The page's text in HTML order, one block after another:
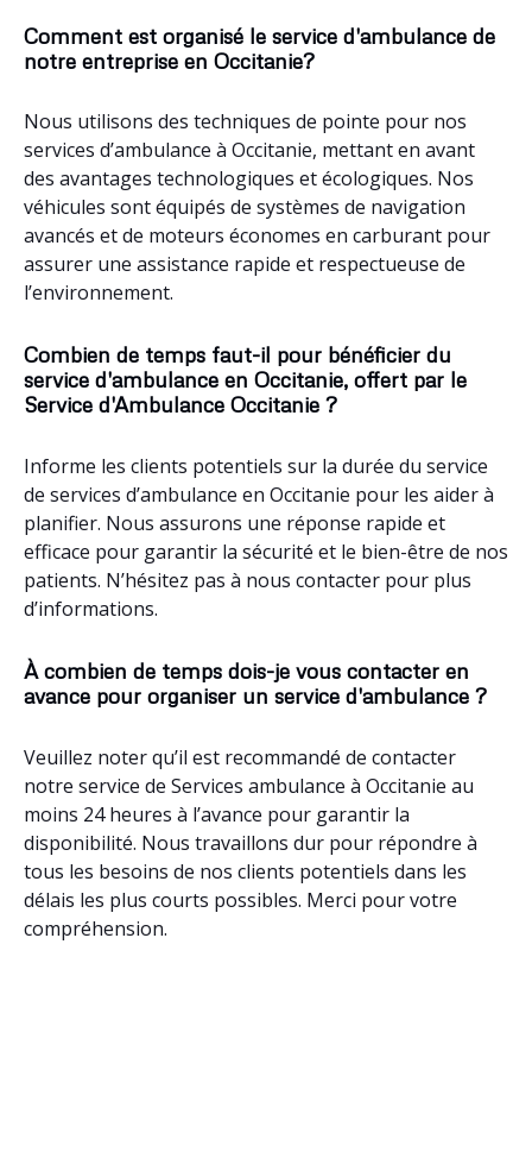
Comment est organisé le service d'ambulance de
notre entreprise en Occitanie?
Nous utilisons des techniques de pointe pour nos
services d’ambulance à Occitanie, mettant en avant
des avantages technologiques et écologiques. Nos
véhicules sont équipés de systèmes de navigation
avancés et de moteurs économes en carburant pour
assurer une assistance rapide et respectueuse de
l’environnement.
Combien de temps faut-il pour bénéficier du
service d'ambulance en Occitanie, offert par le
Service d'Ambulance Occitanie ?
Informe les clients potentiels sur la durée du service
de services d’ambulance en Occitanie pour les aider à
planifier. Nous assurons une réponse rapide et
efficace pour garantir la sécurité et le bien-être de nos
patients. N’hésitez pas à nous contacter pour plus
d’informations.
À combien de temps dois-je vous contacter en
avance pour organiser un service d'ambulance ?
Veuillez noter qu’il est recommandé de contacter
notre service de Services ambulance à Occitanie au
moins 24 heures à l’avance pour garantir la
disponibilité. Nous travaillons dur pour répondre à
tous les besoins de nos clients potentiels dans les
délais les plus courts possibles. Merci pour votre
compréhension.